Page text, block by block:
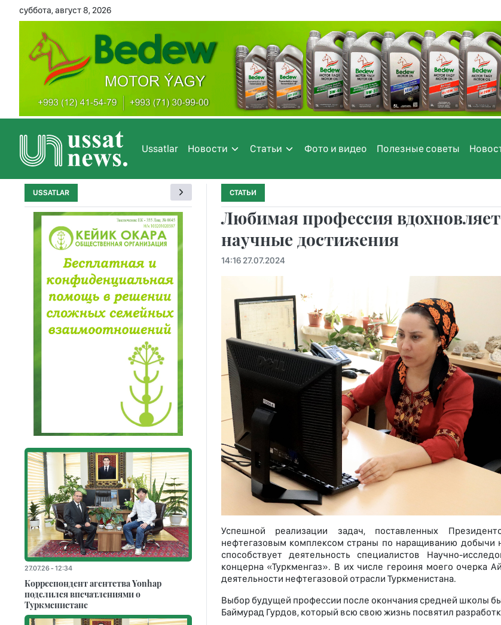
суббота, август 8, 2026
Ussatlar Новости Статьи Фото и видео Полезные советы
СТАТЬИ
Любимая профессия
научные достижения
14:16 27.07.2024
Успешной реализации задач, поставленных
нефтегазовым комплексом страны по наращиванию
способствует деятельность специалистов Научно-
концерна «Туркменгаз». В их числе героиня моего очерка
деятельности нефтегазовой отрасли Туркменистана.
Выбор будущей профессии после окончания средней школы
Баймурад Гурдов, который всю свою жизнь посвятил
USSATLAR
27.07.26 - 12:34
Корреспондент агентства Yonhap
поделился впечатлениями о
Туркменистане